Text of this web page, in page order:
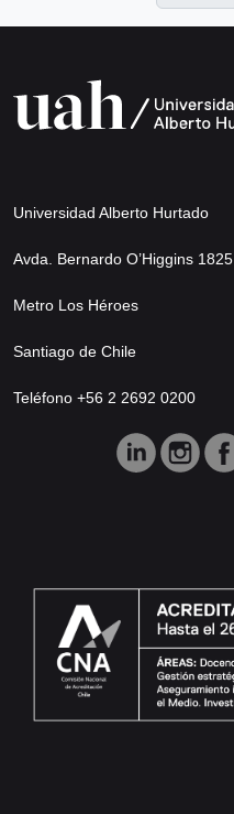
Universidad Alberto Hurtado
Avda. Bernardo O’Higgins 1825
Metro Los Héroes
Santiago de Chile
Teléfono +56 2 2692 0200